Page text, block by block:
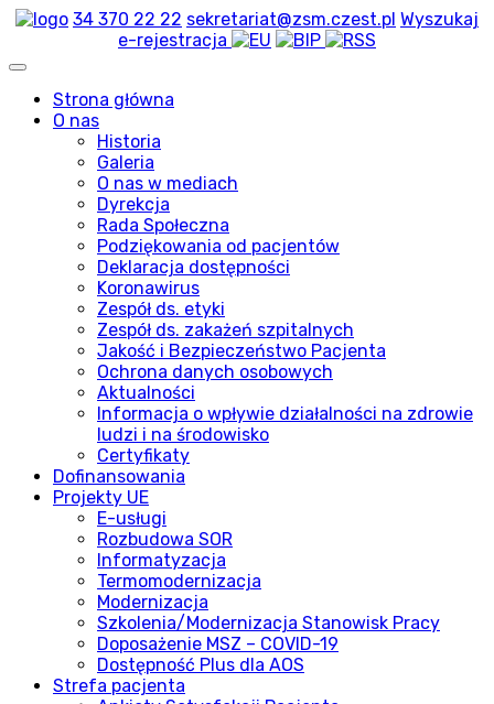
34 370 22 22 sekretariat@zsm.czest.pl Wyszukaj
e-rejestracja
Strona główna
O nas
Historia
Galeria
O nas w mediach
Dyrekcja
Rada Społeczna
Podziękowania od pacjentów
Deklaracja dostępności
Koronawirus
Zespół ds. etyki
Zespół ds. zakażeń szpitalnych
Jakość i Bezpieczeństwo Pacjenta
Ochrona danych osobowych
Aktualności
Informacja o wpływie działalności na zdrowie
ludzi i na środowisko
Certyfikaty
Dofinansowania
Projekty UE
E-usługi
Rozbudowa SOR
Informatyzacja
Termomodernizacja
Modernizacja
Szkolenia/Modernizacja Stanowisk Pracy
Doposażenie MSZ – COVID-19
Dostępność Plus dla AOS
Strefa pacjenta